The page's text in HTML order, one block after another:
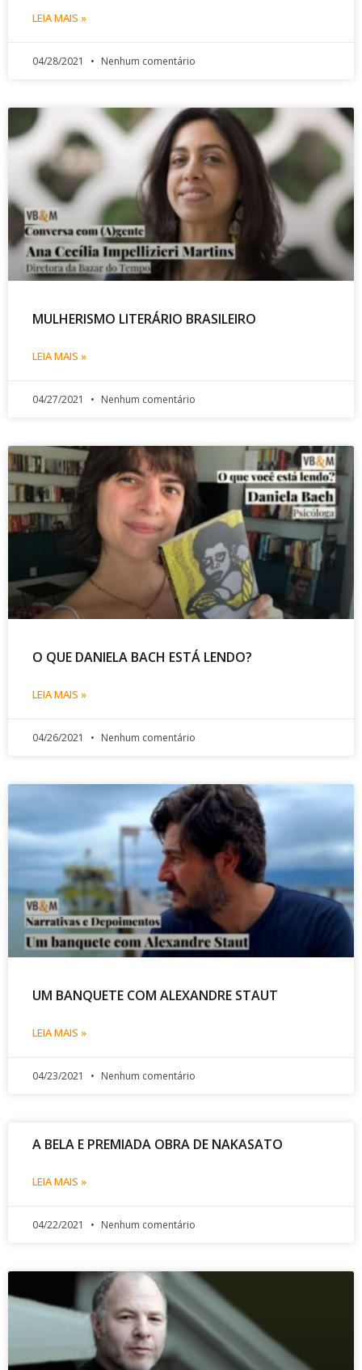
LEIA MAIS »
04/28/2021 Nenhum comentário
MULHERISMO LITERÁRIO BRASILEIRO
LEIA MAIS »
04/27/2021 Nenhum comentário
O QUE DANIELA BACH ESTÁ LENDO?
LEIA MAIS »
04/26/2021 Nenhum comentário
UM BANQUETE COM ALEXANDRE STAUT
LEIA MAIS »
04/23/2021 Nenhum comentário
A BELA E PREMIADA OBRA DE NAKASATO
LEIA MAIS »
04/22/2021 Nenhum comentário